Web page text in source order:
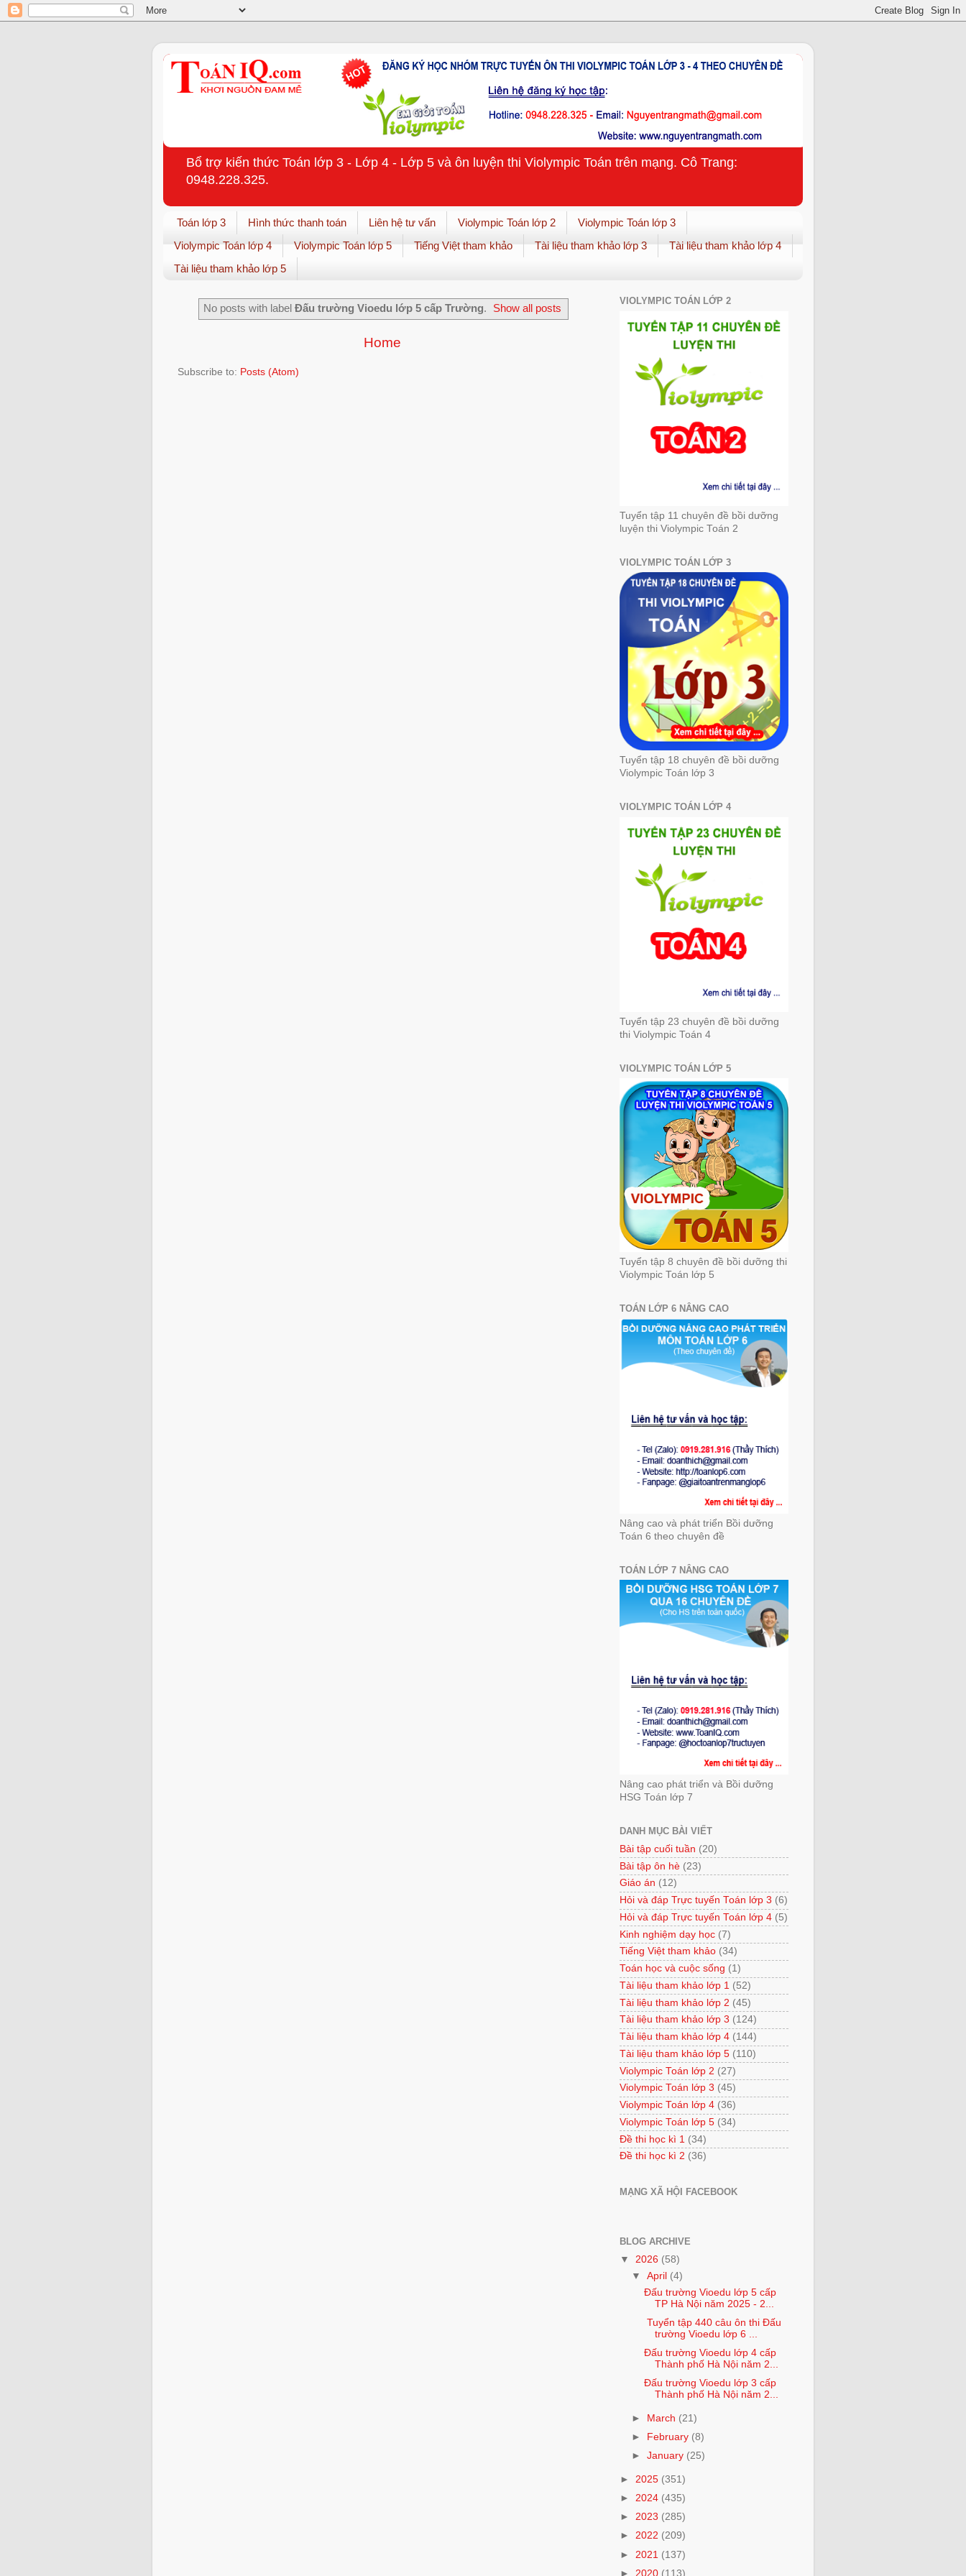
Bổ trợ kiến thức Toán lớp 3 - Lớp 4 - Lớp 5 và ôn luyện thi Violympic Toán trên mạng. Cô Trang:
0948.228.325.
Toán lớp 3 Hình thức thanh toán Liên hệ tư vấn Violympic Toán lớp 2
Violympic Toán lớp 3
Violympic Toán lớp 4
Violympic Toán lớp 5 Tiếng Việt tham khảo Tài liệu tham khảo lớp 3
Tài liệu tham khảo lớp 4
Tài liệu tham khảo lớp 5
No posts with label Đấu trường Vioedu lớp 5 cấp Trường. Show all posts
Home
Subscribe to: Posts (Atom)
VIOLYMPIC TOÁN LỚP 2
Tuyển tập 11 chuyên đề bồi dưỡng
luyện thi Violympic Toán 2
VIOLYMPIC TOÁN LỚP 3
Tuyển tập 18 chuyên đề bồi dưỡng
Violympic Toán lớp 3
VIOLYMPIC TOÁN LỚP 4
Tuyển tập 23 chuyên đề bồi dưỡng
thi Violympic Toán 4
VIOLYMPIC TOÁN LỚP 5
Tuyển tập 8 chuyên đề bồi dưỡng thi
Violympic Toán lớp 5
TOÁN LỚP 6 NÂNG CAO
Nâng cao và phát triển Bồi dưỡng
Toán 6 theo chuyên đề
TOÁN LỚP 7 NÂNG CAO
Nâng cao phát triển và Bồi dưỡng
HSG Toán lớp 7
DANH MỤC BÀI VIẾT
Bài tập cuối tuần (20)
Bài tập ôn hè (23)
Giáo án (12)
Hỏi và đáp Trực tuyến Toán lớp 3 (6)
Hỏi và đáp Trực tuyến Toán lớp 4 (5)
Kinh nghiệm dạy học (7)
Tiếng Việt tham khảo (34)
Toán học và cuộc sống (1)
Tài liệu tham khảo lớp 1 (52)
Tài liệu tham khảo lớp 2 (45)
Tài liệu tham khảo lớp 3 (124)
Tài liệu tham khảo lớp 4 (144)
Tài liệu tham khảo lớp 5 (110)
Violympic Toán lớp 2 (27)
Violympic Toán lớp 3 (45)
Violympic Toán lớp 4 (36)
Violympic Toán lớp 5 (34)
Đề thi học kì 1 (34)
Đề thi học kì 2 (36)
MẠNG XÃ HỘI FACEBOOK
BLOG ARCHIVE
▼ 2026 (58)
▼April (4)
Đấu trường Vioedu lớp 5 cấp
TP Hà Nội năm 2025 - 2...
Tuyển tập 440 câu ôn thi Đấu
trường Vioedu lớp 6 ...
Đấu trường Vioedu lớp 4 cấp
Thành phố Hà Nội năm 2...
Đấu trường Vioedu lớp 3 cấp
Thành phố Hà Nội năm 2...
► March (21)
►
February (8)
►January (25)
► 2025 (351)
► 2024 (435)
► 2023 (285)
► 2022 (209)
► 2021 (137)
► 2020 (113)